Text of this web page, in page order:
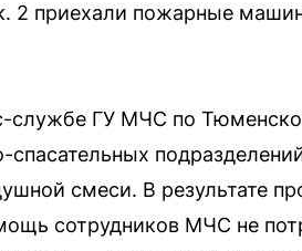
2 приехали пожарные
службе ГУ МЧС по
смеси. В результате
сотрудников МЧС не